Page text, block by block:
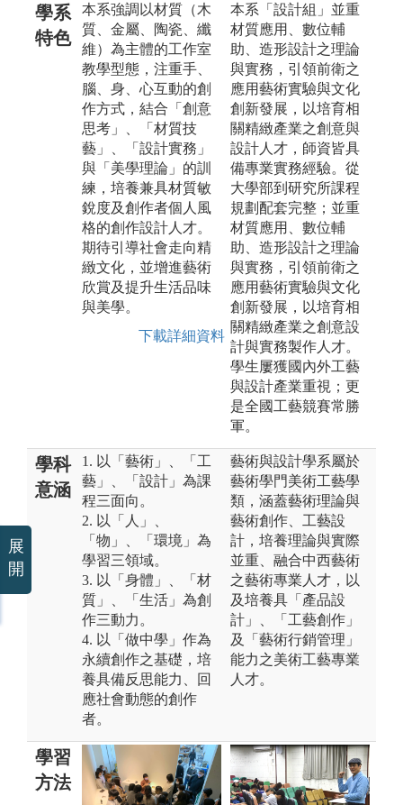
學系
特色
本系強調以材質（木
質、金屬、陶瓷、纖
維）為主體的工作室
教學型態，注重手、
腦、身、心互動的創
作方式，結合「創意
思考」、「材質技
藝」、「設計實務」
與「美學理論」的訓
練，培養兼具材質敏
銳度及創作者個人風
格的創作設計人才。
期待引導社會走向精
緻文化，並增進藝術
欣賞及提升生活品味
與美學。
下載詳細資料
本系「設計組」並重
材質應用、數位輔
助、造形設計之理論
與實務，引領前衛之
應用藝術實驗與文化
創新發展，以培育相
關精緻產業之創意與
設計人才，師資皆具
備專業實務經驗。從
大學部到研究所課程
規劃配套完整；並重
材質應用、數位輔
助、造形設計之理論
與實務，引領前衛之
應用藝術實驗與文化
創新發展，以培育相
關精緻產業之創意設
計與實務製作人才。
學生屢獲國內外工藝
與設計產業重視；更
是全國工藝競賽常勝
軍。
學科
意涵
1. 以「藝術」、「工
藝」、「設計」為課
程三面向。
2. 以「人」、
「物」、「環境」為
學習三領域。
3. 以「身體」、「材
質」、「生活」為創
作三動力。
4. 以「做中學」作為
永續創作之基礎，培
養具備反思能力、回
應社會動態的創作
者。
藝術與設計學系屬於
藝術學門美術工藝學
類，涵蓋藝術理論與
藝術創作、工藝設
計，培養理論與實際
並重、融合中西藝術
之藝術專業人才，以
及培養具「產品設
計」、「工藝創作」
及「藝術行銷管理」
能力之美術工藝專業
人才。
學習
方法
展
開